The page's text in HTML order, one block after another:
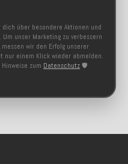
über besondere Aktionen und
unser Marketing zu verbessern
wir den Erfolg unserer
nur einem Klick wieder abmelden.
zum Datenschutz 🛡️